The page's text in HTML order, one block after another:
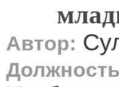
Автор: